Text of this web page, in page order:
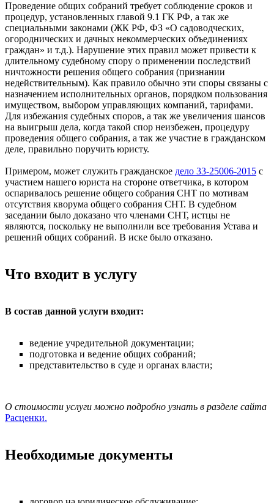
Проведение общих собраний требует соблюдение сроков и
процедур, установленных главой 9.1 ГК РФ, а так же
специальными законами (ЖК РФ, ФЗ «О садоводческих,
огороднических и дачных некоммерческих объединениях
граждан» и т.д.). Нарушение этих правил может привести к
длительному судебному спору о применении последствий
ничтожности решения общего собрания (признании
недействительным). Как правило обычно эти споры связаны с
назначением исполнительных органов, порядком пользования
имуществом, выбором управляющих компаний, тарифами.
Для избежания судебных споров, а так же увеличения шансов
на выигрыш дела, когда такой спор неизбежен, процедуру
проведения общего собрания, а так же участие в гражданском
деле, правильно поручить юристу.
Примером, может служить гражданское дело 33-25006-2015 с
участием нашего юриста на стороне ответчика, в котором
оспаривалось решение общего собрания СНТ по мотивам
отсутствия кворума общего собрания СНТ. В судебном
заседании было доказано что членами СНТ, истцы не
являются, поскольку не выполнили все требования Устава и
решений общих собраний. В иске было отказано.
Что входит в услугу
В состав данной услуги входит:
ведение учредительной документации;
подготовка и ведение общих собраний;
представительство в суде и органах власти;
О стоимости услуги можно подробно узнать в разделе сайта
Расценки.
Необходимые документы